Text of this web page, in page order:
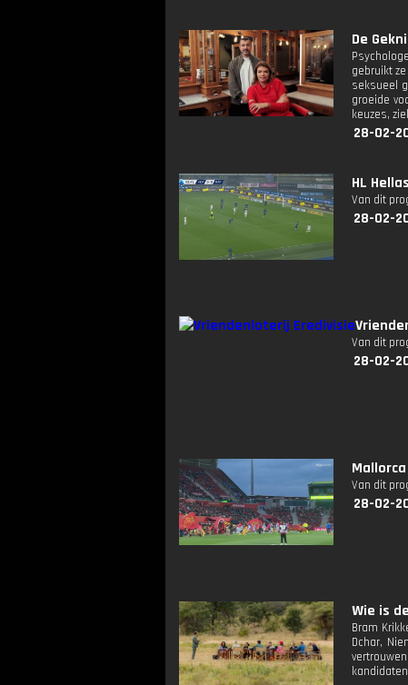
De
gebruikt
seksueel
groeide
keuzes,
28-02-
HL
Van dit
28-02-
Van dit
28-02-
Van dit
28-02-
Wie is
Bram
Dchar,